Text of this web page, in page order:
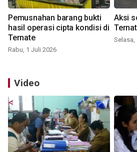
Pemusnahan barang bukti
hasil operasi cipta kondisi di
Ternate
Rabu, 1 Juli 2026
Aksi
Selasa,
Video